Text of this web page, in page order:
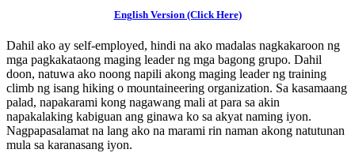
English Version (Click Here)
Dahil ako ay self-employed, hindi na ako madalas nagkakaroon ng
mga pagkakataong maging leader ng mga bagong grupo. Dahil
doon, natuwa ako noong napili akong maging leader ng training
climb ng isang hiking o mountaineering organization. Sa kasamaang
palad, napakarami kong nagawang mali at para sa akin
napakalaking kabiguan ang ginawa ko sa akyat naming iyon.
Nagpapasalamat na lang ako na marami rin naman akong natutunan
mula sa karanasang iyon.